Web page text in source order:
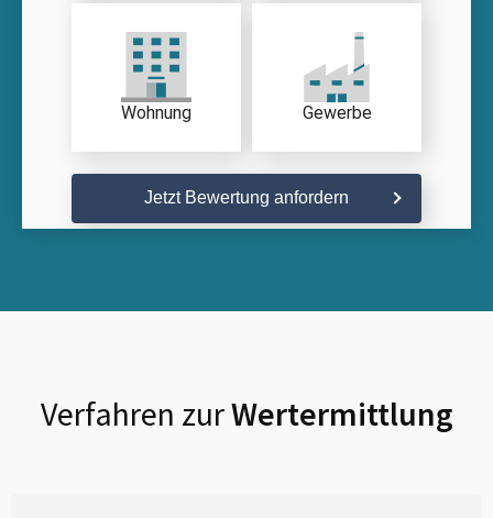
Wohnung Gewerbe
Jetzt Bewertung anfordern
Verfahren zurWertermittlung